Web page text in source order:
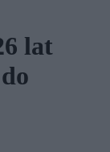
lat